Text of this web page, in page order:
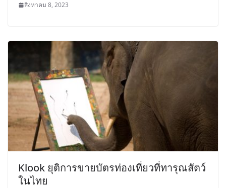
สิงหาคม 8, 2023
Klook ยุติการขายบัตรท่องเที่ยวที่ทารุณสัตว์
ในไทย